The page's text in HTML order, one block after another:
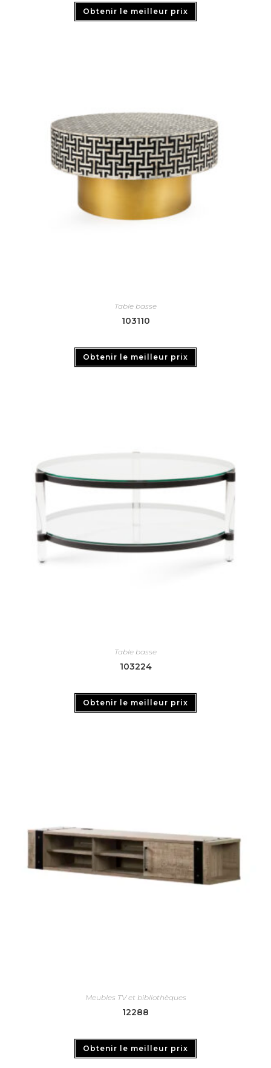
Obtenir le meilleur prix
Table basse
103110
Obtenir le meilleur prix
Table basse
103224
Obtenir le meilleur prix
Meubles TV et bibliothèques
12288
Obtenir le meilleur prix